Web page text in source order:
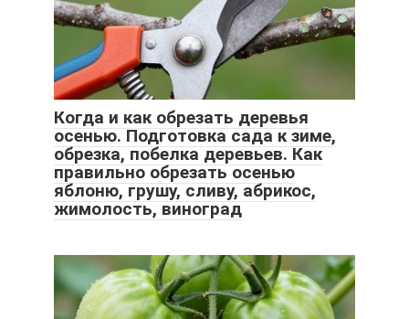
Когда и как обрезать деревья
осенью. Подготовка сада к зиме,
обрезка, побелка деревьев. Как
правильно обрезать осенью
яблоню, грушу, сливу, абрикос,
жимолость, виноград